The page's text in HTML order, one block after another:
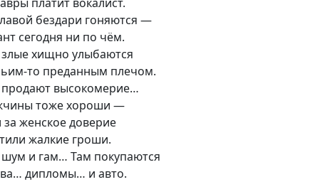
бездари гоняются —
сегодня ни по чём.
хищно улыбаются
то преданным плечом.
высокомерие…
тоже хороши —
женское доверие
жалкие гроши.
и гам… Там покупаются
дипломы… и авто.